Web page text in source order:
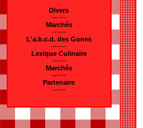
Divers
------
Marchés
------
L'a.b.c.d. des Gones
------
Lexique Culinaire
------
Marchés
------
Partenaire
------